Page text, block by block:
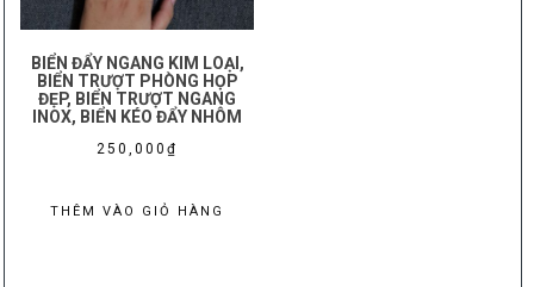
BIỂN ĐẨY NGANG KIM LOẠI,
BIỂN TRƯỢT PHÒNG HỌP
ĐẸP, BIỂN TRƯỢT NGANG
INOX, BIỂN KÉO ĐẨY NHÔM
250,000 ₫
THÊM VÀO GIỎ HÀNG